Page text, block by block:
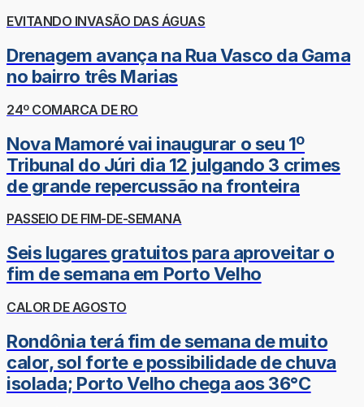
EVITANDO INVASÃO DAS ÁGUAS
Drenagem avança na Rua Vasco da Gama
no bairro três Marias
24º COMARCA DE RO
Nova Mamoré vai inaugurar o seu 1º
Tribunal do Júri dia 12 julgando 3 crimes
de grande repercussão na fronteira
PASSEIO DE FIM-DE-SEMANA
Seis lugares gratuitos para aproveitar o
fim de semana em Porto Velho
CALOR DE AGOSTO
Rondônia terá fim de semana de muito
calor, sol forte e possibilidade de chuva
isolada; Porto Velho chega aos 36°C